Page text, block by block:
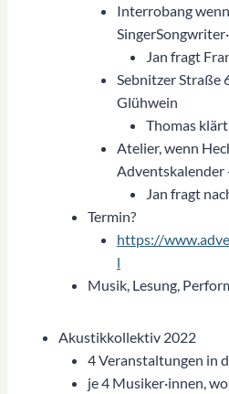
Interrobang
Jan fragt
Sebnitzer Straße
Glühwein
Thomas
Atelier, wenn
Adventskalender
Jan fragt
Termin?
https://
l
Musik, Lesung,
Akustikkollektiv 2022
4 Veranstaltungen in
je 4 Musiker·innen,